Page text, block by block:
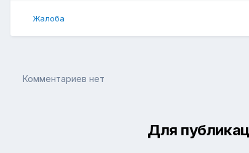
Жалоба
Комментариев нет
Для